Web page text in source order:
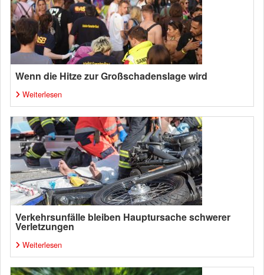
Wenn die Hitze zur Großschadenslage wird
Weiterlesen
Verkehrsunfälle bleiben Hauptursache schwerer
Verletzungen
Weiterlesen